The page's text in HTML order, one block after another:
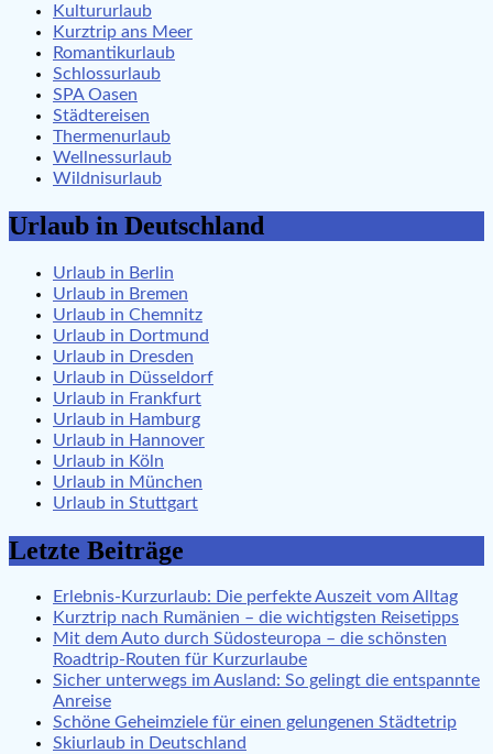
Kultururlaub
Kurztrip ans Meer
Romantikurlaub
Schlossurlaub
SPA Oasen
Städtereisen
Thermenurlaub
Wellnessurlaub
Wildnisurlaub
Urlaub in Deutschland
Urlaub in Berlin
Urlaub in Bremen
Urlaub in Chemnitz
Urlaub in Dortmund
Urlaub in Dresden
Urlaub in Düsseldorf
Urlaub in Frankfurt
Urlaub in Hamburg
Urlaub in Hannover
Urlaub in Köln
Urlaub in München
Urlaub in Stuttgart
Letzte Beiträge
Erlebnis-Kurzurlaub: Die perfekte Auszeit vom Alltag
Kurztrip nach Rumänien – die wichtigsten Reisetipps
Mit dem Auto durch Südosteuropa – die schönsten
Roadtrip-Routen für Kurzurlaube
Sicher unterwegs im Ausland: So gelingt die entspannte
Anreise
Schöne Geheimziele für einen gelungenen Städtetrip
Skiurlaub in Deutschland